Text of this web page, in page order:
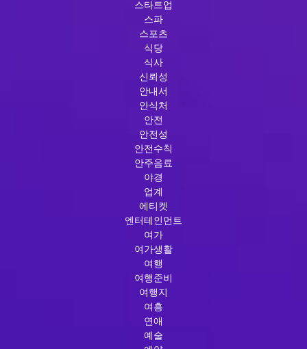
스타트업
스파
스포츠
식당
식사
신뢰성
안내서
안식처
안전
안전성
안전수칙
안주음료
야경
업계
에티켓
엔터테인먼트
여가
여가생활
여행
여행준비
여행지
여흥
연애
예술